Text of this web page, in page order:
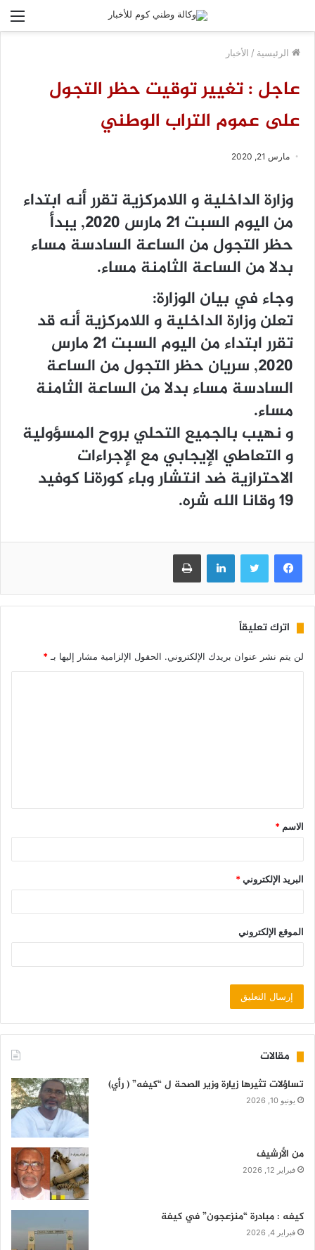
الرئيسية / الأخبار
عاجل : تغيير توقيت حظر التجول
على عموم التراب الوطني
مارس 21, 2020
وزارة الداخلية و اللامركزية تقرر أنه ابتداء
من اليوم السبت 21 مارس 2020, يبدأ
حظر التجول من الساعة السادسة مساء
بدلا من الساعة الثامنة مساء.
وجاء في بيان الوزارة:
تعلن وزارة الداخلية و اللامركزية أنه قد
تقرر ابتداء من اليوم السبت 21 مارس
2020, سريان حظر التجول من الساعة
السادسة مساء بدلا من الساعة الثامنة
مساء.
و نهيب بالجميع التحلي بروح المسؤولية
و التعاطي الإيجابي مع الإجراءات
الاحترازية ضد انتشار وباء كورةنا كوفيد
19 وقانا الله شره.
فيسبوك تويتر لينكدإن طباعة
اترك تعليقاً
لن يتم نشر عنوان بريدك الإلكتروني. الحقول الإلزامية مشار إليها بـ *
الاسم *
البريد الإلكتروني*
الموقع الإلكتروني
مقالات
تساؤلات تثيرها زيارة وزير الصحة ل “كيفه” ( رأي)
يونيو 10, 2026
من الأرشيف
فبراير 12, 2026
كيفه : مبادرة “منزعجون” في كيفة
فبراير 4, 2026